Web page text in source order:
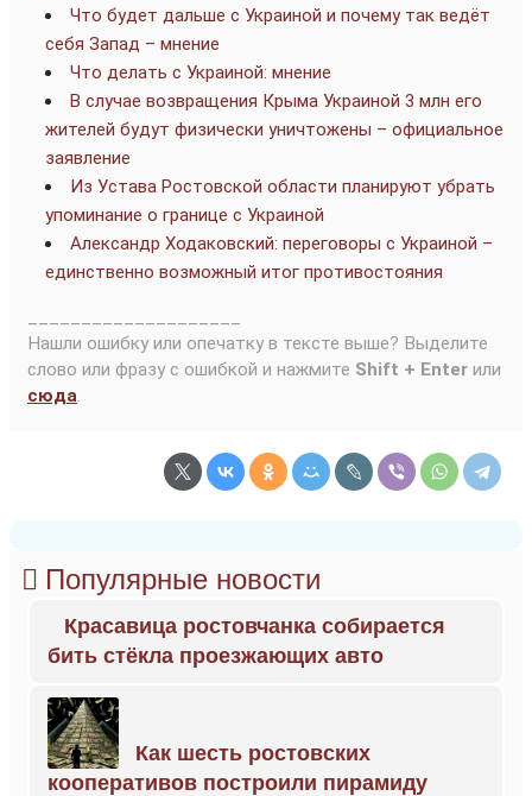
Что будет дальше с Украиной и почему так ведёт
себя Запад – мнение
Что делать с Украиной: мнение
В случае возвращения Крыма Украиной 3 млн его
жителей будут физически уничтожены – официальное
заявление
Из Устава Ростовской области планируют убрать
упоминание о границе с Украиной
Александр Ходаковский: переговоры с Украиной –
единственно возможный итог противостояния
Нашли ошибку или опечатку в тексте выше? Выделите
слово или фразу с ошибкой и нажмите Shift + Enter или
сюда.
Популярные новости
Красавица ростовчанка собирается
бить стёкла проезжающих авто
Как шесть ростовских
кооперативов построили пирамиду